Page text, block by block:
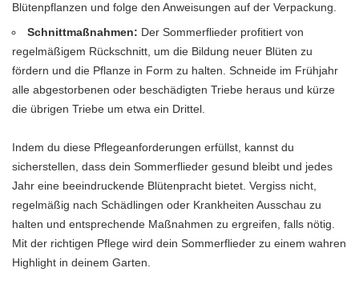
Blütenpflanzen und folge den Anweisungen auf der Verpackung.
Schnittmaßnahmen: Der Sommerflieder profitiert von
regelmäßigem Rückschnitt, um die Bildung neuer Blüten zu
fördern und die Pflanze in Form zu halten. Schneide im Frühjahr
alle abgestorbenen oder beschädigten Triebe heraus und kürze
die übrigen Triebe um etwa ein Drittel.
Indem du diese Pflegeanforderungen erfüllst, kannst du
sicherstellen, dass dein Sommerflieder gesund bleibt und jedes
Jahr eine beeindruckende Blütenpracht bietet. Vergiss nicht,
regelmäßig nach Schädlingen oder Krankheiten Ausschau zu
halten und entsprechende Maßnahmen zu ergreifen, falls nötig.
Mit der richtigen Pflege wird dein Sommerflieder zu einem wahren
Highlight in deinem Garten.